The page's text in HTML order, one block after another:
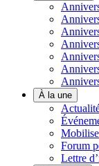
À la une
Forum
Lettre